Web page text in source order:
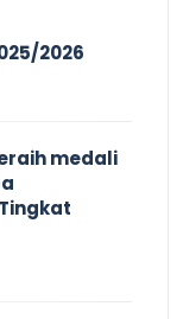
2026
medali